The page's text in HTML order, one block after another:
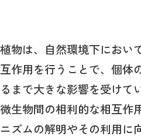
植物は、自然環境下におい
互作用を行うことで、個体
るまで大きな影響を受けて
微生物間の相利的な相互作
ニズムの解明やその利用に